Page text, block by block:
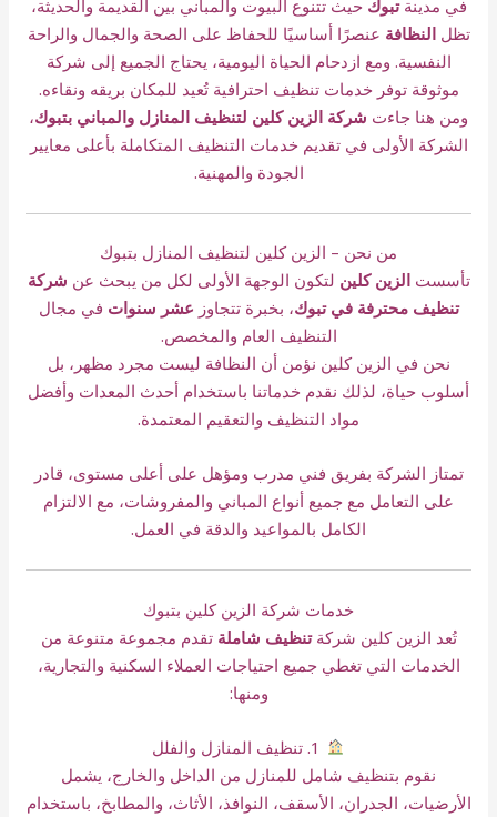
في مدينةتبوك حيث تتنوع البيوت والمباني بين القديمة والحديثة،
تظلالنظافة عنصرًا أساسيًا للحفاظ على الصحة والجمال والراحة
النفسية. ومع ازدحام الحياة اليومية، يحتاج الجميع إلى شركة
موثوقة توفر خدمات تنظيف احترافية تُعيد للمكان بريقه ونقاءه.
ومن هنا جاءت شركة الزين كلين لتنظيف المنازل والمباني بتبوك،
الشركة الأولى في تقديم خدمات التنظيف المتكاملة بأعلى معايير
الجودة والمهنية.
من نحن – الزين كلين لتنظيف المنازل بتبوك
تأسستالزين كلين لتكون الوجهة الأولى لكل من يبحث عن شركة
تنظيف محترفة في تبوك، بخبرة تتجاوز عشر سنوات في مجال
التنظيف العام والمخصص.
نحن في الزين كلين نؤمن أن النظافة ليست مجرد مظهر، بل
أسلوب حياة، لذلك نقدم خدماتنا باستخدام أحدث المعدات وأفضل
مواد التنظيف والتعقيم المعتمدة.
تمتاز الشركة بفريق فني مدرب ومؤهل على أعلى مستوى، قادر
على التعامل مع جميع أنواع المباني والمفروشات، مع الالتزام
الكامل بالمواعيد والدقة في العمل.
خدمات شركة الزين كلين بتبوك
تُعد الزين كلين شركةتنظيف شاملة تقدم مجموعة متنوعة من
الخدمات التي تغطي جميع احتياجات العملاء السكنية والتجارية،
ومنها:
نقوم بتنظيف شامل للمنازل من الداخل والخارج، يشمل
الأرضيات، الجدران، الأسقف، النوافذ، الأثاث، والمطابخ، باستخدام